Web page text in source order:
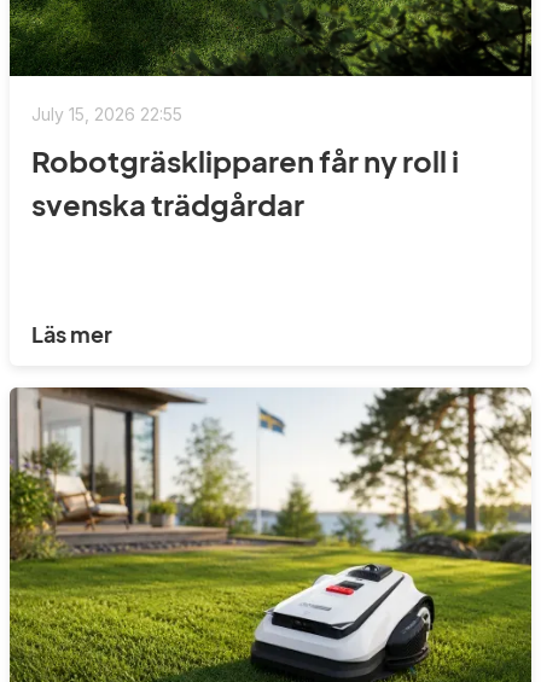
July 15, 2026 22:55
Robotgräsklipparen får ny roll i
svenska trädgårdar
Läs mer